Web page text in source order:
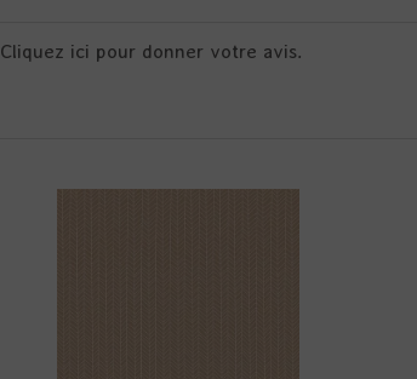
Cliquez ici pour donner votre avis.